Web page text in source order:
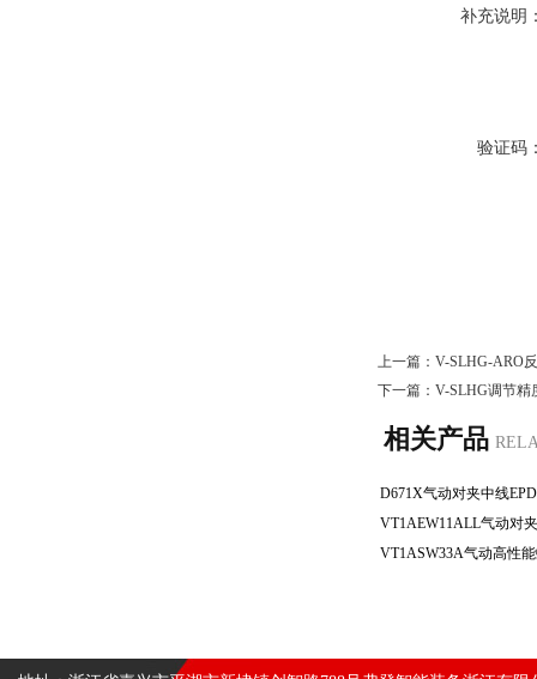
补充说明
验证码
上一篇： V-SLHG-ARO
下一篇： V-SLHG调节精
相关产品